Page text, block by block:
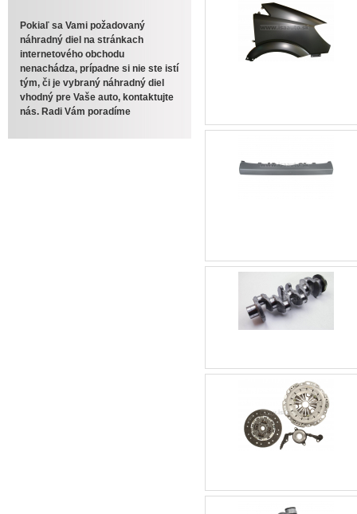
Pokiaľ sa Vami požadovaný
náhradný diel na stránkach
internetového obchodu
nenachádza, prípadne si nie ste istí
tým, či je vybraný náhradný diel
vhodný pre Vaše auto, kontaktujte
nás. Radi Vám poradíme